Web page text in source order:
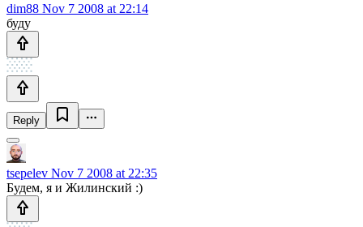
dim88 Nov 7 2008 at 22:14
буду
Reply
tsepelev Nov 7 2008 at 22:35
Будем, я и Жилинский :)